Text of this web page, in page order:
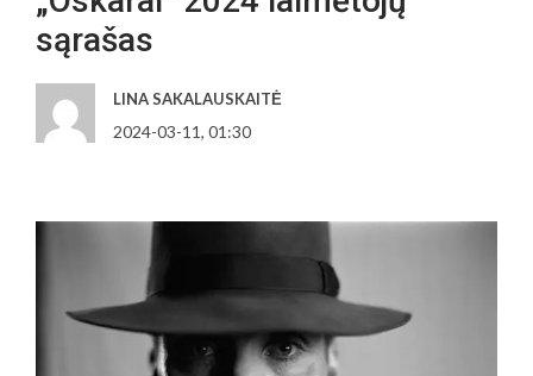
sąrašas
LINA SAKALAUSKAITĖ
2024-03-11, 01:30